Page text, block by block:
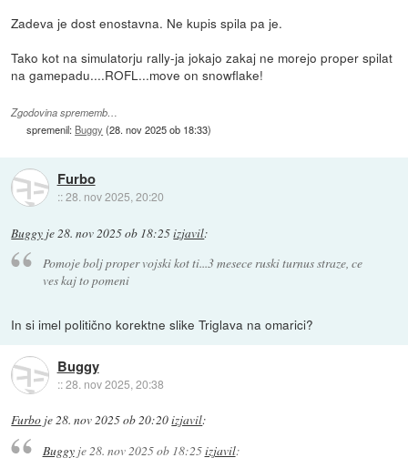
Zadeva je dost enostavna. Ne kupis spila pa je.
Tako kot na simulatorju rally-ja jokajo zakaj ne morejo proper spilat
na gamepadu....ROFL...move on snowflake!
Zgodovina sprememb…
spremenil: Buggy (28. nov 2025 ob 18:33)
Furbo
::28. nov 2025, 20:20
Buggy je28. nov 2025 ob 18:25izjavil:
Pomoje bolj proper vojski kot ti...3 mesece ruski turnus straze, ce
ves kaj to pomeni
In si imel politično korektne slike Triglava na omarici?
Buggy
::28. nov 2025, 20:38
Furbo je28. nov 2025 ob 20:20izjavil:
Buggyje28. nov 2025 ob 18:25izjavil: